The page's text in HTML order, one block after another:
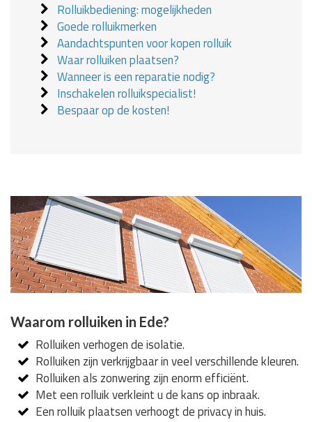
Rolluikbediening: mogelijkheden
Goede rolluikmerken
Aandachtspunten voor kopen rolluik
Waar rolluiken plaatsen?
Wanneer is een reparatie nodig?
Inschakelen rolluikspecialist!
Bespaar op de kosten!
Waarom rolluiken in Ede?
Rolluiken verhogen de isolatie.
Rolluiken zijn verkrijgbaar in veel verschillende kleuren.
Rolluiken als zonwering zijn enorm efficiënt.
Met een rolluik verkleint u de kans op inbraak.
Een rolluik plaatsen verhoogt de privacy in huis.